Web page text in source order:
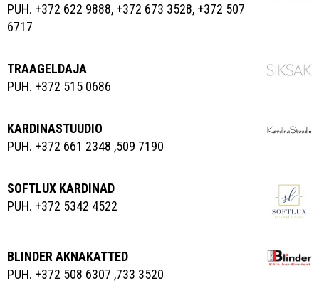
PUH. +372 622 9888, +372 673 3528, +372 507
6717
TRAAGELDAJA
PUH. +372 515 0686
KARDINASTUUDIO
PUH. +372 661 2348 ,509 7190
SOFTLUX KARDINAD
PUH. +372 5342 4522
BLINDER AKNAKATTED
PUH. +372 508 6307 ,733 3520